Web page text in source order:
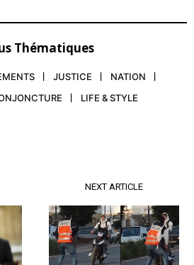
Thématiques
JUSTICE
NATION
LIFE & STYLE
NEXT ARTICLE